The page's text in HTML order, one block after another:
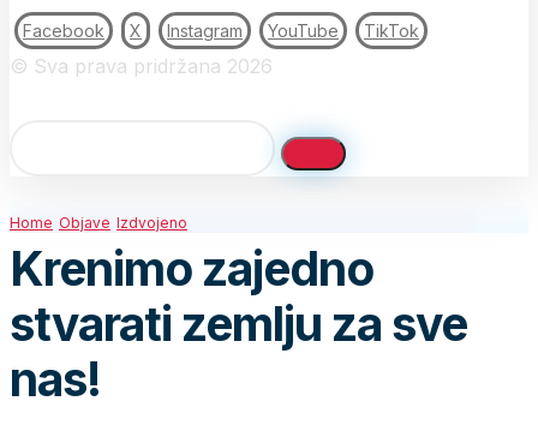
Facebook X Instagram YouTube TikTok
© Sva prava pridržana 2026
Home Objave Izdvojeno
Krenimo zajedno
stvarati zemlju za sve
nas!